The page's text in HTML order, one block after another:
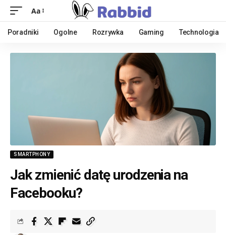
Aa
Poradniki Ogolne Rozrywka Gaming Technologia
SMARTPHONY
Jak zmienić datę urodzenia na
Facebooku?